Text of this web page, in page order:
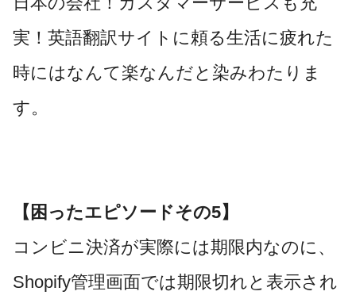
実！英語翻訳サイトに頼る生活に疲れた
時にはなんて楽なんだと染みわたりま
す。
【困ったエピソードその5】
コンビニ決済が実際には期限内なのに、
Shopify管理画面では期限切れと表示され